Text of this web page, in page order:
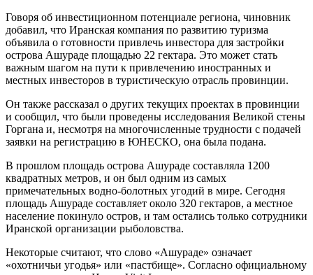
Говоря об инвестиционном потенциале региона, чиновник
добавил, что Иранская компания по развитию туризма
объявила о готовности привлечь инвестора для застройки
острова Ашураде площадью 22 гектара. Это может стать
важным шагом на пути к привлечению иностранных и
местных инвесторов в туристическую отрасль провинции.
Он также рассказал о других текущих проектах в провинции
и сообщил, что были проведены исследования Великой стены
Горгана и, несмотря на многочисленные трудности с подачей
заявки на регистрацию в ЮНЕСКО, она была подана.
В прошлом площадь острова Ашураде составляла 1200
квадратных метров, и он был одним из самых
примечательных водно-болотных угодий в мире. Сегодня
площадь Ашураде составляет около 320 гектаров, а местное
население покинуло остров, и там остались только сотрудники
Иранской организации рыболовства.
Некоторые считают, что слово «Ашураде» означает
«охотничьи угодья» или «пастбище». Согласно официальному